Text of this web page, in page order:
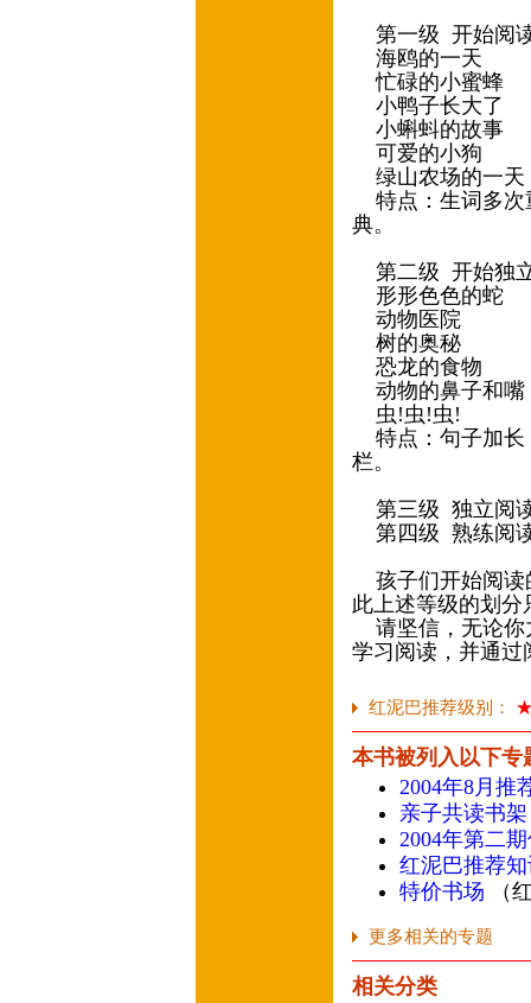
第一级 开始阅
海鸥的一天
忙碌的小蜜蜂
小鸭子长大了
小蝌蚪的故事
可爱的小狗
绿山农场的一天
特点：生词多次
典。
第二级 开始独
形形色色的蛇
动物医院
树的奥秘
恐龙的食物
动物的鼻子和嘴
虫!虫!虫!
特点：句子加长
栏。
第三级 独立阅
第四级 熟练阅
孩子们开始阅读
此上述等级的划
请坚信，无论你
学习阅读，并通过
红泥巴推荐级别：
本书被列入以下专
2004年8月推
亲子共读书
2004年第二
红泥巴推荐
特价书场 （
更多相关的专题
相关分类